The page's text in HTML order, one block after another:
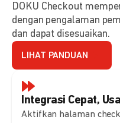
Integrasi Cepat,
Aktifkan halaman
DOKU Checkout
dengan pengalaman
dan dapat disesuaikan.
LIHAT PANDUAN